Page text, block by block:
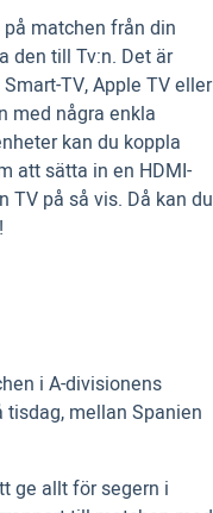
matchen från din
den till Tv:n. Det är
TV, Apple TV eller
med några enkla
kan du koppla
att sätta in en HDMI-
TV på så vis. Då kan du
i A-divisionens
mellan Spanien
ge allt för segern i